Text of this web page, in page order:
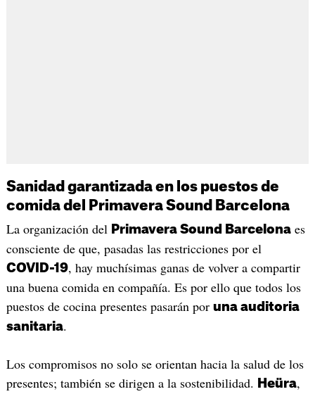
Sanidad garantizada en los puestos de
comida del Primavera Sound Barcelona
La organización del Primavera Sound Barcelonaes
consciente de que, pasadas las restricciones por el
COVID-19, hay muchísimas ganas de volver a compartir
una buena comida en compañía. Es por ello que todos los
puestos de cocina presentes pasarán por una auditoria
sanitaria.
Los compromisos no solo se orientan hacia la salud de los
presentes; también se dirigen a la sostenibilidad.
Heüra,